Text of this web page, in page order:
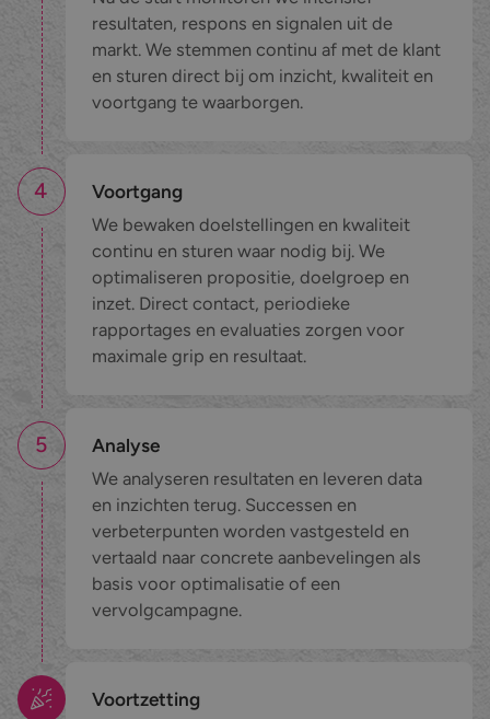
resultaten, respons en signalen uit de
markt. We stemmen continu af met de klant
en sturen direct bij om inzicht, kwaliteit en
voortgang te waarborgen.
4
Voortgang
We bewaken doelstellingen en kwaliteit
continu en sturen waar nodig bij. We
optimaliseren propositie, doelgroep en
inzet. Direct contact, periodieke
rapportages en evaluaties zorgen voor
maximale grip en resultaat.
5
Analyse
We analyseren resultaten en leveren data
en inzichten terug. Successen en
verbeterpunten worden vastgesteld en
vertaald naar concrete aanbevelingen als
basis voor optimalisatie of een
vervolgcampagne.
Voortzetting